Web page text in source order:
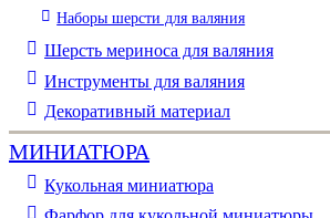
Наборы шерсти для валяния
Шерсть мериноса для валяния
Инструменты для валяния
Декоративный материал
МИНИАТЮРА
Кукольная миниатюра